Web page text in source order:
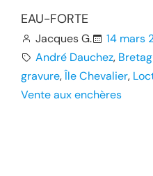
EAU-FORTE
Jacques G. 14 mars
André Dauchez,
gravure, Île Chevalier,
Vente aux enchères